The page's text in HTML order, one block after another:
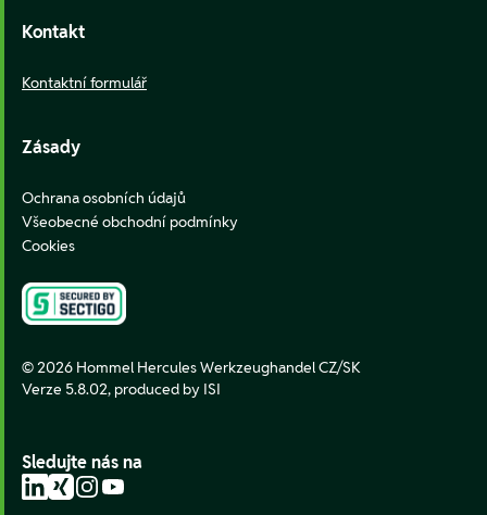
Kontakt
Kontaktní formulář
Zásady
Ochrana osobních údajů
Všeobecné obchodní podmínky
Cookies
© 2026 Hommel Hercules Werkzeughandel CZ/SK
Verze 5.8.02, produced by ISI
Sledujte nás na
LinkedIn
XingInstagram
YouTube